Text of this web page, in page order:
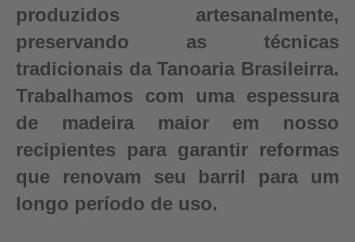
produzidos artesanalmente,
preservando as técnicas
tradicionais da Tanoaria Brasileirra.
Trabalhamos com uma espessura
de madeira maior em nosso
recipientes para garantir reformas
que renovam seu barril para um
longo período de uso.